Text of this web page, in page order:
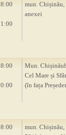
mun.
anexei
Mun.
Cel Mare și
(în fața
mun. Chișinău,